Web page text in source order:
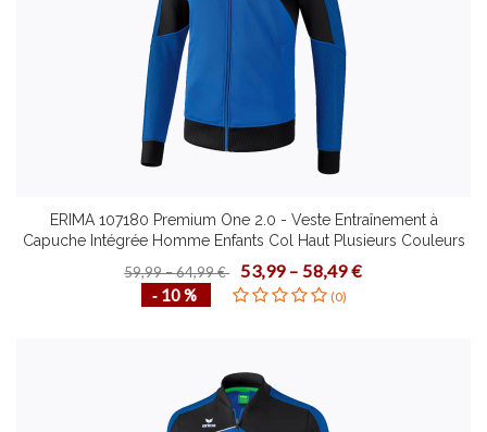
ERIMA 107180 Premium One 2.0 - Veste Entraînement à
Capuche Intégrée Homme Enfants Col Haut Plusieurs Couleurs
Tailles Matière Fonctionnelle Douce Résistante
59,99 – 64,99 € 53,99 – 58,49 €
‐ 10 % (0)